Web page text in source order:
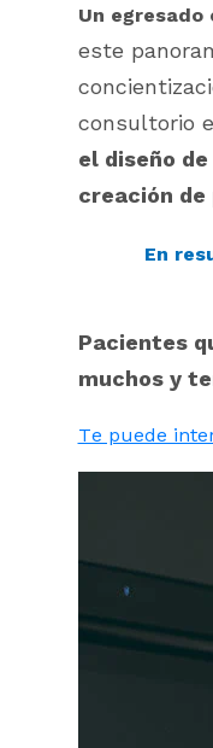
Un
este
consultorio
el diseño
creación
En
Pacientes
muchos y
Te puede